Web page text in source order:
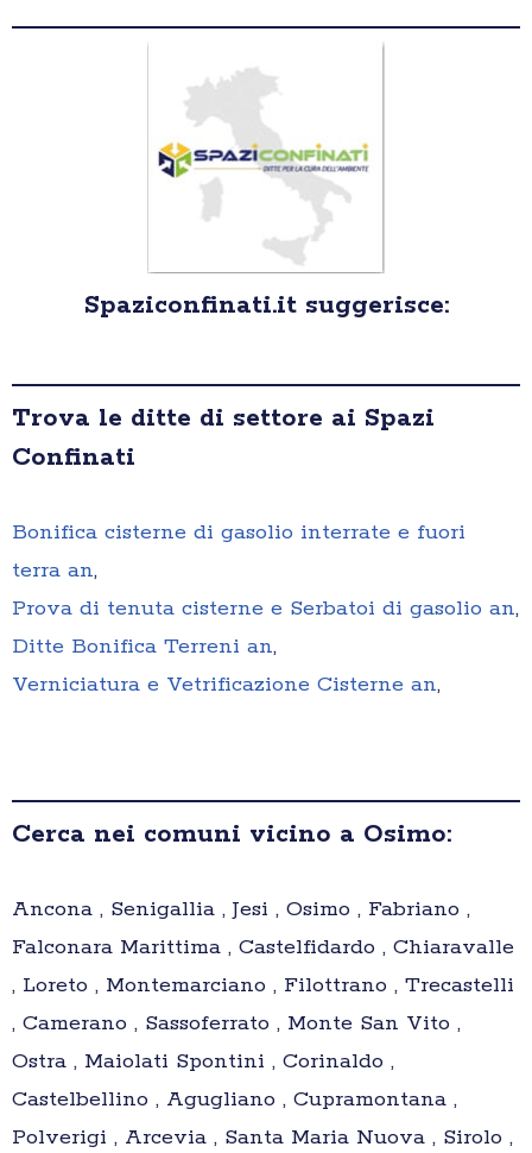
Spaziconfinati.it suggerisce:
Trova le ditte di settore ai Spazi
Confinati
Bonifica cisterne di gasolio interrate e fuori
terra an,
Prova di tenuta cisterne e Serbatoi di gasolio an,
Ditte Bonifica Terreni an,
Verniciatura e Vetrificazione Cisterne an,
Cerca nei comuni vicino a Osimo:
Ancona , Senigallia , Jesi , Osimo , Fabriano ,
Falconara Marittima , Castelfidardo , Chiaravalle
, Loreto , Montemarciano , Filottrano , Trecastelli
, Camerano , Sassoferrato , Monte San Vito ,
Ostra , Maiolati Spontini , Corinaldo ,
Castelbellino , Agugliano , Cupramontana ,
Polverigi , Arcevia , Santa Maria Nuova , Sirolo ,